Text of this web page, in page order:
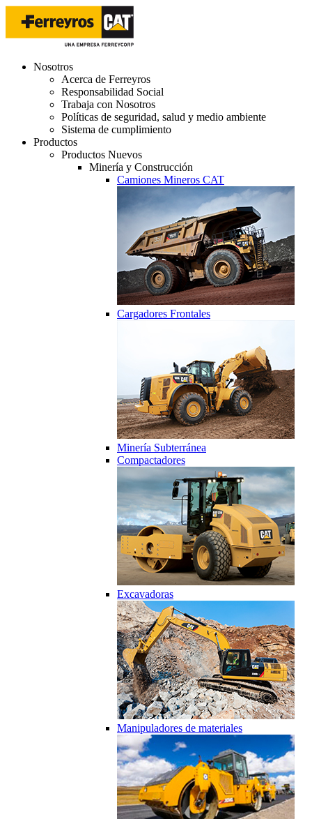
Nosotros
Acerca de Ferreyros
Responsabilidad Social
Trabaja con Nosotros
Políticas de seguridad, salud y medio ambiente
Sistema de cumplimiento
Productos
Productos Nuevos
Minería y Construcción
Camiones Mineros CAT
Cargadores Frontales
Minería Subterránea
Compactadores
Excavadoras
Manipuladores de materiales